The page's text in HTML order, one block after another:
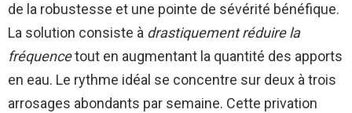
de la robustesse et une pointe de sévérité bénéfique.
La solution consiste à drastiquement réduire la
fréquencetout en augmentant la quantité des apports
en eau. Le rythme idéal se concentre sur deux à trois
arrosages abondants par semaine. Cette privation